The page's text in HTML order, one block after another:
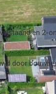
en 2-
door